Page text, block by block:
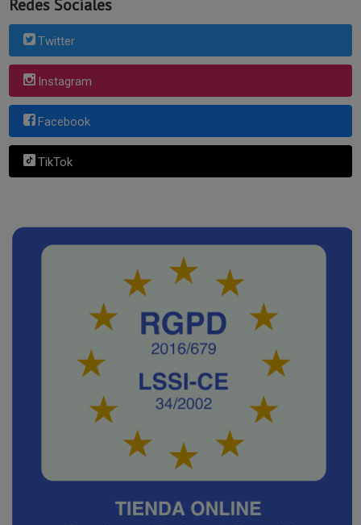
Redes Sociales
Twitter
Instagram
Facebook
TikTok